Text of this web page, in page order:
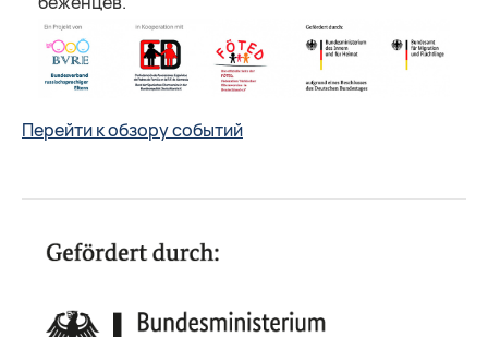
Перейти к обзору событий